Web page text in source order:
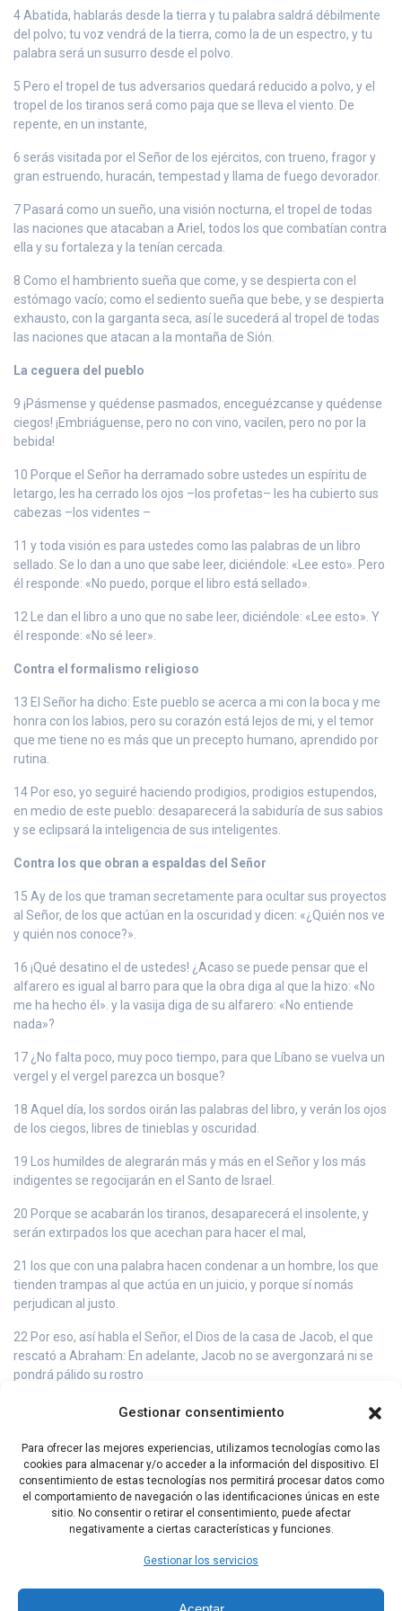
Gestionar consentimiento
Para ofrecer las mejores experiencias, utilizamos tecnologías como las
cookies para almacenar y/o acceder a la información del dispositivo. El
consentimiento de estas tecnologías nos permitirá procesar datos como
el comportamiento de navegación o las identificaciones únicas en este
sitio. No consentir o retirar el consentimiento, puede afectar
negativamente a ciertas características y funciones.
Gestionar los servicios
4 Abatida, hablarás desde la tierra y tu palabra saldrá débilmente
del polvo; tu voz vendrá de la tierra, como la de un espectro, y tu
palabra será un susurro desde el polvo.
5 Pero el tropel de tus adversarios quedará reducido a polvo, y el
tropel de los tiranos será como paja que se lleva el viento. De
repente, en un instante,
6 serás visitada por el Señor de los ejércitos, con trueno, fragor y
gran estruendo, huracán, tempestad y llama de fuego devorador.
7 Pasará como un sueño, una visión nocturna, el tropel de todas
las naciones que atacaban a Ariel, todos los que combatían contra
ella y su fortaleza y la tenían cercada.
8 Como el hambriento sueña que come, y se despierta con el
estómago vacío; como el sediento sueña que bebe, y se despierta
exhausto, con la garganta seca, así le sucederá al tropel de todas
las naciones que atacan a la montaña de Sión.
La ceguera del pueblo
9 ¡Pásmense y quédense pasmados, enceguézcanse y quédense
ciegos! ¡Embriáguense, pero no con vino, vacilen, pero no por la
bebida!
10 Porque el Señor ha derramado sobre ustedes un espíritu de
letargo, les ha cerrado los ojos –los profetas– les ha cubierto sus
cabezas –los videntes –
11 y toda visión es para ustedes como las palabras de un libro
sellado. Se lo dan a uno que sabe leer, diciéndole: «Lee esto». Pero
él responde: «No puedo, porque el libro está sellado».
12 Le dan el libro a uno que no sabe leer, diciéndole: «Lee esto». Y
él responde: «No sé leer».
Contra el formalismo religioso
13 El Señor ha dicho: Este pueblo se acerca a mi con la boca y me
honra con los labios, pero su corazón está lejos de mi, y el temor
que me tiene no es más que un precepto humano, aprendido por
rutina.
14 Por eso, yo seguiré haciendo prodigios, prodigios estupendos,
en medio de este pueblo: desaparecerá la sabiduría de sus sabios
y se eclipsará la inteligencia de sus inteligentes.
Contra los que obran a espaldas del Señor
15 Ay de los que traman secretamente para ocultar sus proyectos
al Señor, de los que actúan en la oscuridad y dicen: «¿Quién nos ve
y quién nos conoce?».
16 ¡Qué desatino el de ustedes! ¿Acaso se puede pensar que el
alfarero es igual al barro para que la obra diga al que la hizo: «No
me ha hecho él». y la vasija diga de su alfarero: «No entiende
nada»?
17 ¿No falta poco, muy poco tiempo, para que Líbano se vuelva un
vergel y el vergel parezca un bosque?
18 Aquel día, los sordos oirán las palabras del libro, y verán los ojos
de los ciegos, libres de tinieblas y oscuridad.
19 Los humildes de alegrarán más y más en el Señor y los más
indigentes se regocijarán en el Santo de Israel.
20 Porque se acabarán los tiranos, desaparecerá el insolente, y
serán extirpados los que acechan para hacer el mal,
21 los que con una palabra hacen condenar a un hombre, los que
tienden trampas al que actúa en un juicio, y porque sí nomás
perjudican al justo.
22 Por eso, así habla el Señor, el Dios de la casa de Jacob, el que
rescató a Abraham: En adelante, Jacob no se avergonzará ni se
pondrá pálido su rostro
23 Porque, al ver lo que hago en medio de él, proclamarán que mi
al Dios de Israel.
24 Los espíritus extraviados llegarán a entender y los
recalcitrantes aceptarán la enseñanza.
Capítulo Anterior Capítulo Siguiente